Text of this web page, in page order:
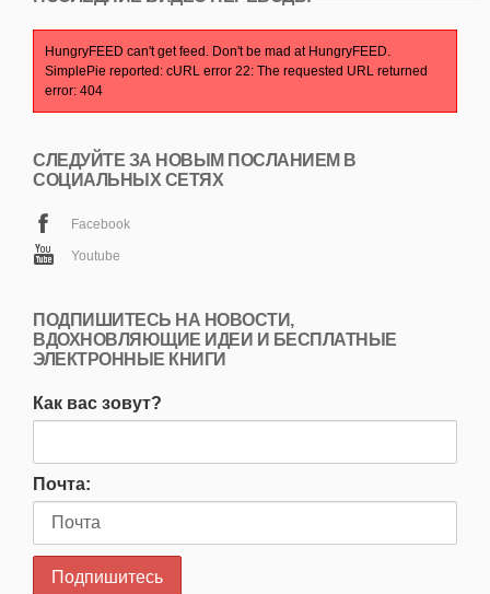
HungryFEED can't get feed. Don't be mad at HungryFEED.
SimplePie reported: cURL error 22: The requested URL returned
error: 404
СЛЕДУЙТЕ ЗА НОВЫМ ПОСЛАНИЕМ В
СОЦИАЛЬНЫХ СЕТЯХ
Facebook
Youtube
ПОДПИШИТЕСЬ НА НОВОСТИ,
ВДОХНОВЛЯЮЩИЕ ИДЕИ И БЕСПЛАТНЫЕ
ЭЛЕКТРОННЫЕ КНИГИ
Как вас зовут?
Почта: